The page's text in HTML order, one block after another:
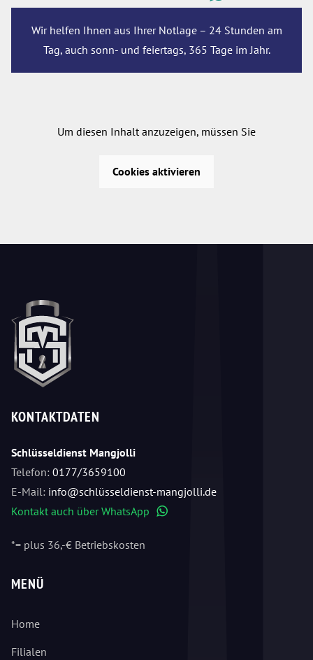
Wir helfen Ihnen aus Ihrer Notlage – 24 Stunden am
Tag, auch sonn- und feiertags, 365 Tage im Jahr.
Um diesen Inhalt anzuzeigen, müssen Sie
Cookies aktivieren
KONTAKTDATEN
Schlüsseldienst Mangjolli
Telefon: 0177/3659100
E-Mail: info@schlüsseldienst-mangjolli.de
Kontakt auch über WhatsApp
*= plus 36,-€ Betriebskosten
MENÜ
Home
Filialen